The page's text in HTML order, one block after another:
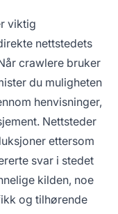
viktig
nettstedets
crawlere bruker
du muligheten
henvisninger,
Nettsteder
ettersom
svar i stedet
kilden, noe
og tilhørende